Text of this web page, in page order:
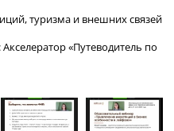
туризма и внешних связей
«Путеводитель по